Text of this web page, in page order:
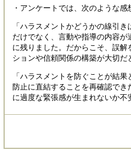
・アンケートでは、次のような感
「ハラスメントかどうかの線引
だけでなく、言動や指導の内容
に残りました。だからこそ、誤
ションや信頼関係の構築が大切だ
「ハラスメントを防ぐことが結
防止に直結することを再確認で
に過度な緊張感が生まれないか不